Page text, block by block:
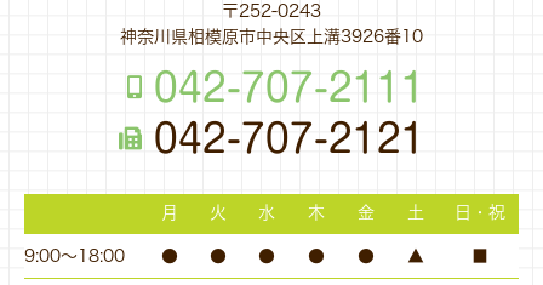
〒252-0243
神奈川県相模原市中央区上溝3926番10
042-707-2111
042-707-2121
月 火 水 木 金 土 日・祝
9:00～18:00 ● ● ● ● ● ▲ ■